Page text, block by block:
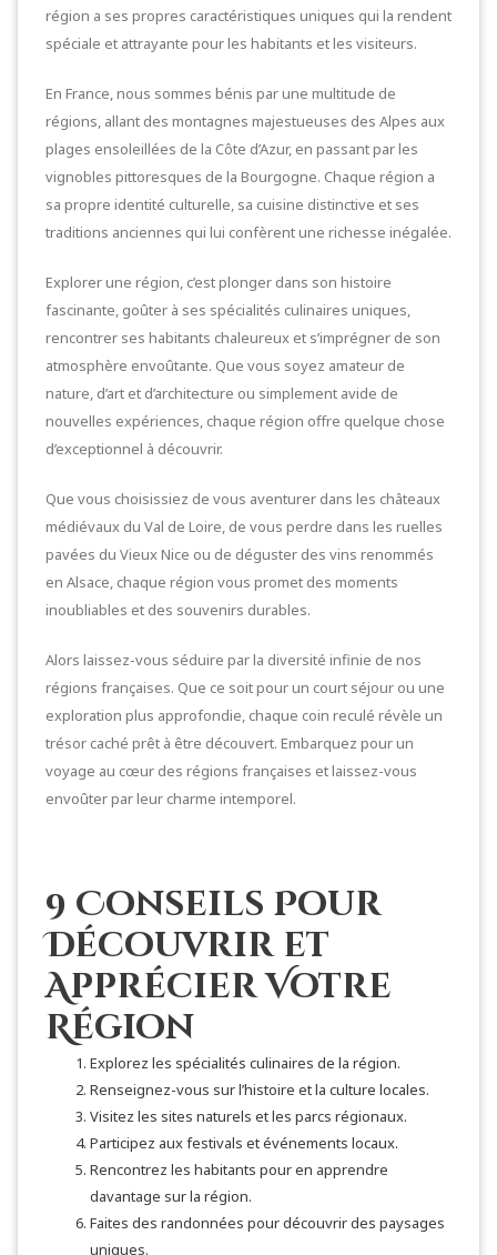
région a ses propres caractéristiques uniques qui la rendent
spéciale et attrayante pour les habitants et les visiteurs.
En France, nous sommes bénis par une multitude de
régions, allant des montagnes majestueuses des Alpes aux
plages ensoleillées de la Côte d’Azur, en passant par les
vignobles pittoresques de la Bourgogne. Chaque région a
sa propre identité culturelle, sa cuisine distinctive et ses
traditions anciennes qui lui confèrent une richesse inégalée.
Explorer une région, c’est plonger dans son histoire
fascinante, goûter à ses spécialités culinaires uniques,
rencontrer ses habitants chaleureux et s’imprégner de son
atmosphère envoûtante. Que vous soyez amateur de
nature, d’art et d’architecture ou simplement avide de
nouvelles expériences, chaque région offre quelque chose
d’exceptionnel à découvrir.
Que vous choisissiez de vous aventurer dans les châteaux
médiévaux du Val de Loire, de vous perdre dans les ruelles
pavées du Vieux Nice ou de déguster des vins renommés
en Alsace, chaque région vous promet des moments
inoubliables et des souvenirs durables.
Alors laissez-vous séduire par la diversité infinie de nos
régions françaises. Que ce soit pour un court séjour ou une
exploration plus approfondie, chaque coin reculé révèle un
trésor caché prêt à être découvert. Embarquez pour un
voyage au cœur des régions françaises et laissez-vous
envoûter par leur charme intemporel.
9 Conseils Pour
Découvrir et
Apprécier Votre
Région
Explorez les spécialités culinaires de la région.
Renseignez-vous sur l’histoire et la culture locales.
Visitez les sites naturels et les parcs régionaux.
Participez aux festivals et événements locaux.
Rencontrez les habitants pour en apprendre
davantage sur la région.
Faites des randonnées pour découvrir des paysages
uniques.